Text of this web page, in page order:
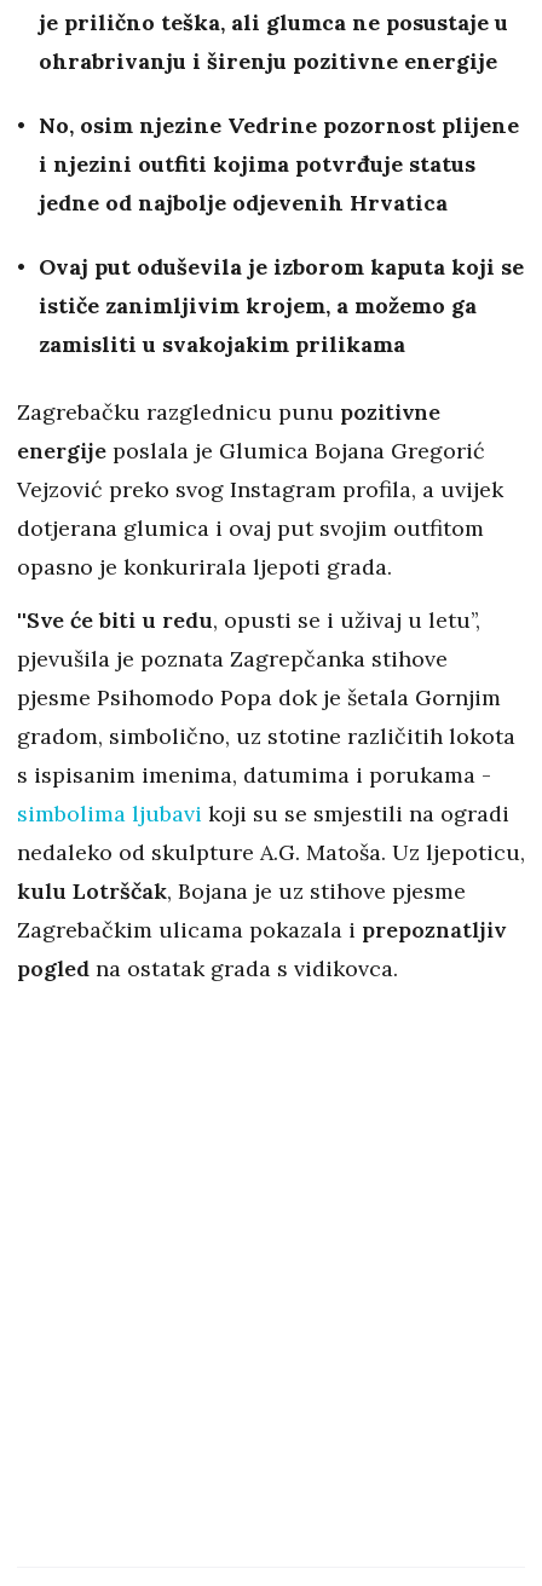
je prilično teška, ali glumca ne posustaje u
ohrabrivanju i širenju pozitivne energije
No, osim njezine Vedrine pozornost plijene
i njezini outfiti kojima potvrđuje status
jedne od najbolje odjevenih Hrvatica
Ovaj put oduševila je izborom kaputa koji se
ističe zanimljivim krojem, a možemo ga
zamisliti u svakojakim prilikama
Zagrebačku razglednicu punu pozitivne
energije poslala je Glumica Bojana Gregorić
Vejzović preko svog Instagram profila, a uvijek
dotjerana glumica i ovaj put svojim outfitom
opasno je konkurirala ljepoti grada.
''Sve će biti u redu, opusti se i uživaj u letu’’,
pjevušila je poznata Zagrepčanka stihove
pjesme Psihomodo Popa dok je šetala Gornjim
gradom, simbolično, uz stotine različitih lokota
s ispisanim imenima, datumima i porukama -
simbolima ljubavi koji su se smjestili na ogradi
nedaleko od skulpture A.G. Matoša. Uz ljepoticu,
kulu Lotrščak, Bojana je uz stihove pjesme
Zagrebačkim ulicama pokazala i prepoznatljiv
pogled na ostatak grada s vidikovca.